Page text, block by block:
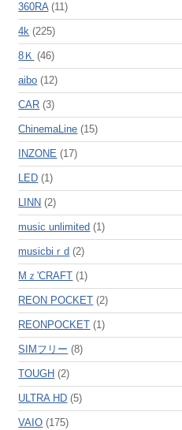
360RA(11)
4k (225)
8Ｋ (46)
aibo (12)
CAR (3)
ChinemaLine (15)
INZONE (17)
LED (1)
LINN (2)
music unlimited (1)
musicbiｒd (2)
Mｚ'CRAFT (1)
REON POCKET (2)
REONPOCKET (1)
SIMフリー (8)
TOUGH (2)
ULTRA HD (5)
VAIO (175)